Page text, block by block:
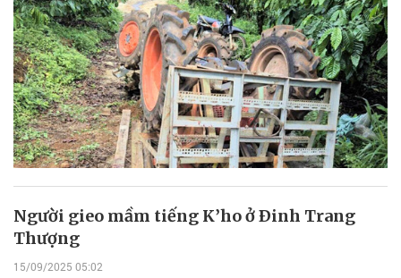
Người gieo mầm tiếng K’ho ở Ðinh Trang
Thượng
15/09/2025 05:02